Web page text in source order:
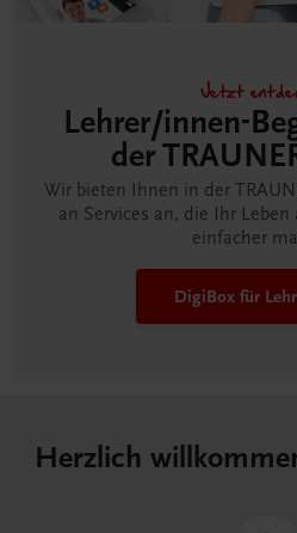
Jetzt
Lehrer/innen-
der
Wir bieten Ihnen in der
an Services an, die Ihr
einfacher
DigiBox für
Herzlich